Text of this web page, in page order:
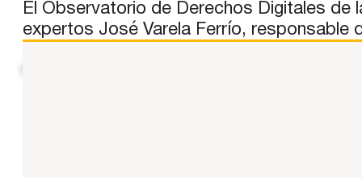
El Observatorio de Derechos Digitales
expertos José Varela Ferrío, responsable